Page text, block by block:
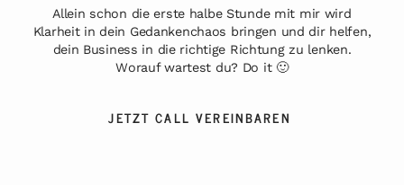
Allein schon die erste halbe Stunde mit mir wird
Klarheit in dein Gedankenchaos bringen und dir helfen,
dein Business in die richtige Richtung zu lenken.
Worauf wartest du? Do it 🙂
JETZT CALL VEREINBAREN